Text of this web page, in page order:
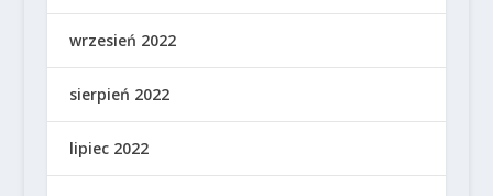
wrzesień 2022
sierpień 2022
lipiec 2022